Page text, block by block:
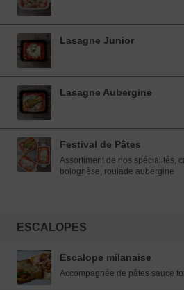
Lasagne Junior
Lasagne Aubergine
Festival de Pâtes
Assortiment de nos spécialités,
bolognèse, roulade aubergine
ESCALOPES
Escalope milanaise
Accompagnée de pâtes sauce